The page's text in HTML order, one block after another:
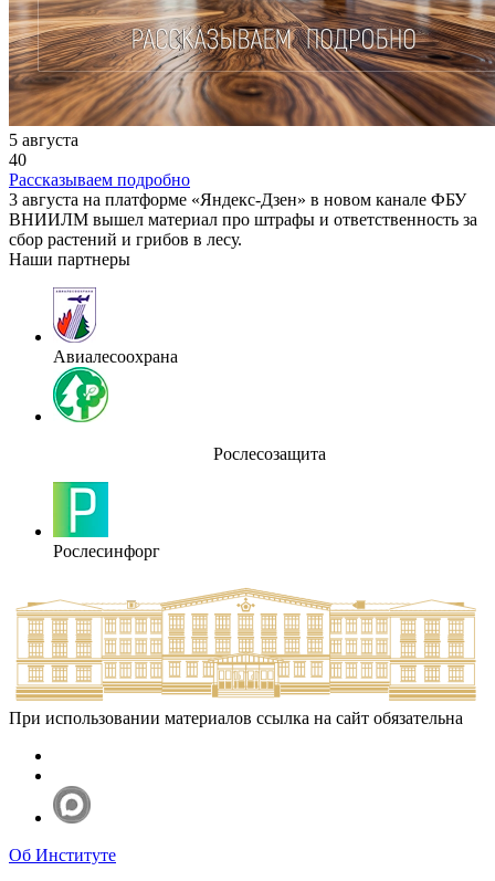
5 августа
40
Рассказываем подробно
3 августа на платформе «Яндекс-Дзен» в новом канале ФБУ
ВНИИЛМ вышел материал про штрафы и ответственность за
сбор растений и грибов в лесу.
Наши партнеры
Авиалесоохрана
Рослесозащита
Рослесинфорг
При использовании материалов ссылка на сайт обязательна
Об Институте